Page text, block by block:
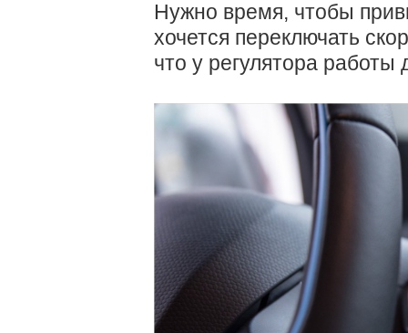
Нужно время, чтобы
хочется переключать
что у регулятора работы